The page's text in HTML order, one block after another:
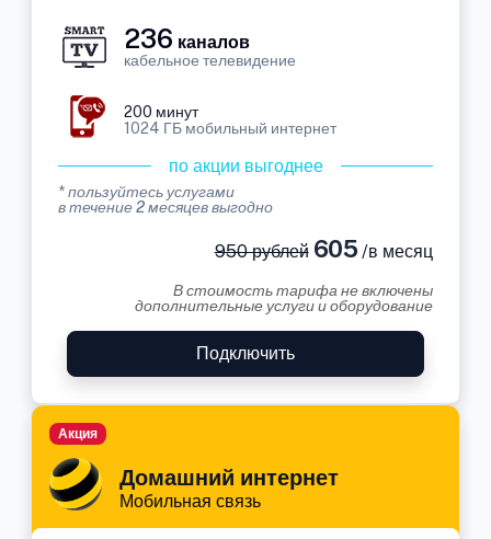
236 каналов
кабельное телевидение
200 минут
1024 ГБ мобильный интернет
по акции выгоднее
* пользуйтесь услугами
в течение 2 месяцев выгодно
950 рублей605 /в месяц
В стоимость тарифа не включены
дополнительные услуги и оборудование
Подключить
Домашний интернет
Мобильная связь
Акция